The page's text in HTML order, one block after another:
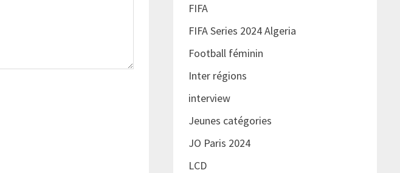
FIFA
FIFA Series 2024 Algeria
Football féminin
Inter régions
interview
Jeunes catégories
JO Paris 2024
LCD